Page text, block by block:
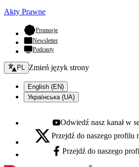
Akty Prawne
Promocje- otwiera się w nowej karcie
Newsletter
Podcasty
Zmień język - bieżący:
PL Zmień język strony
English (EN)
Українська (UA)
Youtube - otwiera się w nowej karcie
Odwiedź nasz kanał w
X - otwiera się w nowej karcie
Przejdź do naszego
Facebook - otwiera się w nowej
Przejdź do naszego